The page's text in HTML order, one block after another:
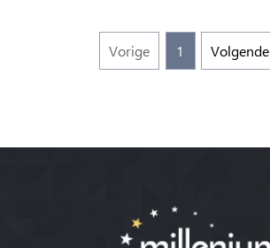
Vorige 1 Volgende